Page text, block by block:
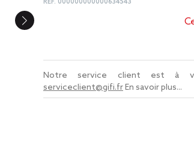
REF. 000000000000634543
Notre service client est à
serviceclient@gifi.frEn savoir plus...